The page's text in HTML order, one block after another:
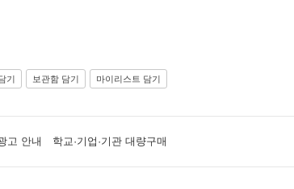
기 보관함 담기 마이리스트 담기
고 안내 학교·기업·기관 대량구매